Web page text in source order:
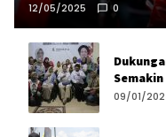
12/05/2025 0
09/01/